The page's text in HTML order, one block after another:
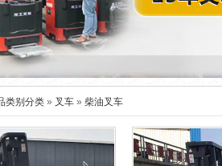
类别分类 » 叉车 » 柴油叉车